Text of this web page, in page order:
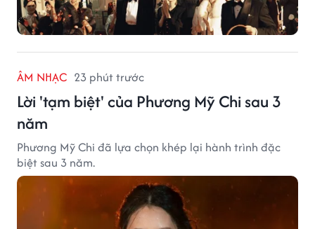
ÂM NHẠC 23 phút trước
Lời 'tạm biệt' của Phương Mỹ Chi sau 3
năm
Phương Mỹ Chi đã lựa chọn khép lại hành trình đặc
biệt sau 3 năm.